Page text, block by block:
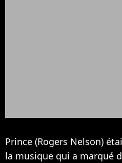
Prince (Rogers Nelson)
la musique qui a marqué